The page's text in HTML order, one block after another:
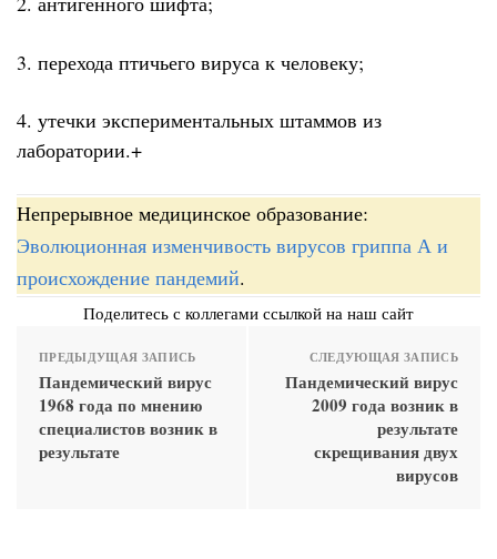
3. перехода птичьего вируса к человеку;
4. утечки экспериментальных штаммов из
лаборатории.+
Непрерывное медицинское образование:
Эволюционная изменчивость вирусов гриппа А и
происхождение пандемий.
Поделитесь с коллегами ссылкой на наш сайт
ПРЕДЫДУЩАЯ ЗАПИСЬ
Пандемический вирус
1968 года по мнению
специалистов возник в
результате
СЛЕДУЮЩАЯ ЗАПИСЬ
Пандемический вирус
2009 года возник в
результате
скрещивания двух
вирусов